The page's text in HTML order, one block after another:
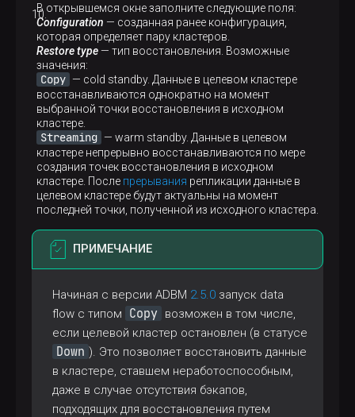
В открывшемся окне заполните следующие поля:
Configuration — созданная ранее конфигурация,
которая определяет пару кластеров.
Restore type— тип восстановления. Возможные
значения:
Copy — cold standby. Данные в целевом кластере
восстанавливаются однократно на момент
выбранной точки восстановления в исходном
кластере.
Streaming — warm standby. Данные в целевом
кластере непрерывно восстанавливаются по мере
создания точек восстановления в исходном
кластере. После прерывания репликации данные в
целевом кластере будут актуальны на момент
последней точки, полученной из исходного кластера.
ПРИМЕЧАНИЕ
Начиная с версии ADBM 2.5.0 запуск data
flow с типом
Copy
возможен в том числе,
если целевой кластер остановлен (в статусе
Down ). Это позволяет восстановить данные
в кластере, ставшем неработоспособным,
даже в случае отсутствия бэкапов,
подходящих для восстановления путем